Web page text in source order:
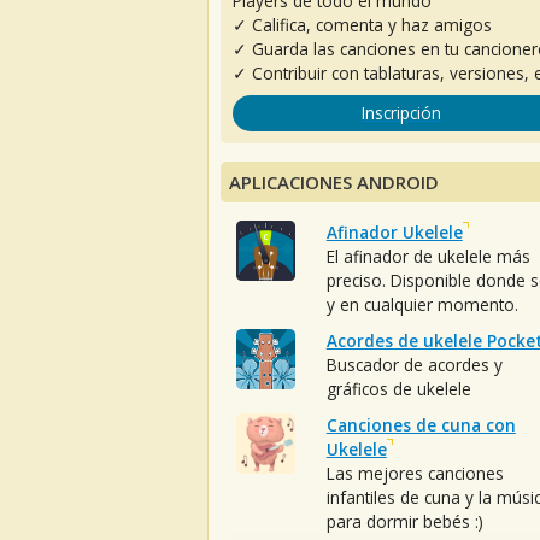
✓ Califica, comenta y haz amigos
✓ Guarda las canciones en tu
✓ Contribuir con tablaturas, versiones,
Inscripción
APLICACIONES ANDROID
Afinador Ukelele
El afinador de ukelele más
preciso. Disponible donde
y en cualquier momento.
Acordes de ukelele
Buscador de acordes y
gráficos de ukelele
Canciones de cuna con
Ukelele
Las mejores canciones
infantiles de cuna y la
para dormir bebés :)